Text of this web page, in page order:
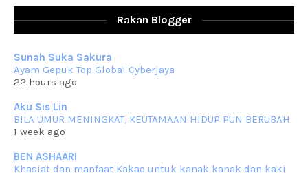
Assalammualaikum, salam sejahtera dan salam rindu untuk semua.
RESIPI KUIH KASWI KELEDEK UNGU
Assalammualaikum, salam semua. Masih belum terlambat untuk che
mat ucapkan
Jun 30 2023
RESIPI KURMA AYAM MERAH
Assalammualaikum, salam semua. Hari ni 4 Zulhijjah 1444 Hijrah,
Jun 23 2023
Rakan Blogger
Sunah Suka Sakura
Ayam Gepuk Top Global Cyberjaya
22 hours ago
Aku Sis Lin
BILA UMUR MENINGKAT, KEUTAMAAN HIDUP PUN BERUBAH
1 week ago
BEN ASHAARI
Khasiat dan manfaat Kakao untuk kanak kanak dan kaki